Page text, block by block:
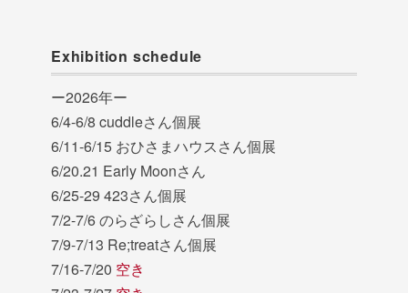
Exhibition schedule
ー2026年ー
6/4-6/8 cuddleさん個展
6/11-6/15 おひさまハウスさん個展
6/20.21 Early Moonさん
6/25-29 423さん個展
7/2-7/6 のらざらしさん個展
7/9-7/13 Re;treatさん個展
7/16-7/20 空き